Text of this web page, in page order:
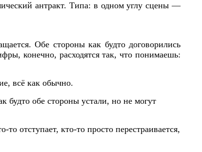
антракт. Типа: в одном углу сцены —
Обе стороны как будто договорились
конечно, расходятся так, что понимаешь:
всё как обычно.
будто обе стороны устали, но не могут
отступает, кто-то просто перестраивается,